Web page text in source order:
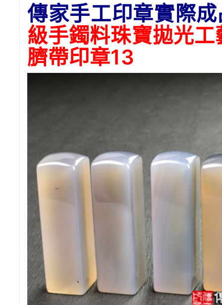
傳家手工印章實際
級手鐲料珠寶拋光
臍帶印章13